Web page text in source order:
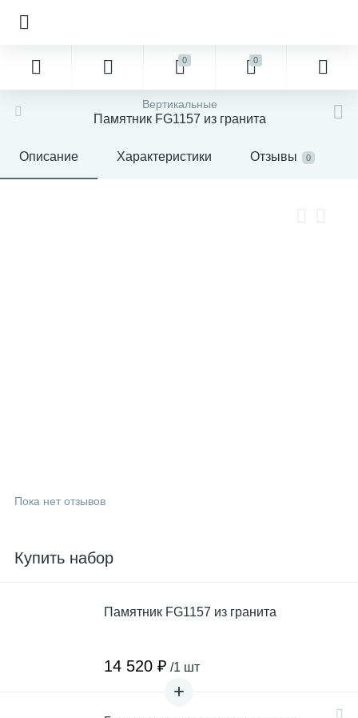
0 0
Вертикальные
Памятник FG1157 из гранита
Описание Характеристики Отзывы 0
Пока нет отзывов
Купить набор
Памятник FG1157 из гранита
14 520 ₽ /1 шт